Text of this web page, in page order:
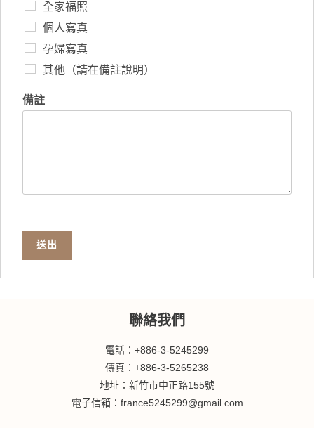
全家福照
個人寫真
孕婦寫真
其他（請在備註說明）
備註
送出
聯絡我們
電話：+886-3-5245299
傳真：+886-3-5265238
地址：新竹市中正路155號
電子信箱：france5245299@gmail.com